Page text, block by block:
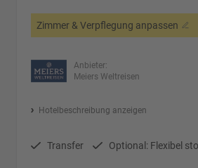
Zimmer & Verpflegung anpassen
Anbieter:
Meiers Weltreisen
Hotelbeschreibung anzeigen
Transfer Optional: Flexibel